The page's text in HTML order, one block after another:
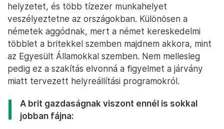
helyzetet, és több tízezer munkahelyet
veszélyeztetne az országokban. Különösen a
németek aggódnak, mert a német kereskedelmi
többlet a britekkel szemben majdnem akkora, mint
az Egyesült Államokkal szemben. Nem mellesleg
pedig ez a szakítás elvonná a figyelmet a járvány
miatt tervezett helyreállítási programokról.
A brit gazdaságnak viszont ennél is sokkal
jobban fájna: